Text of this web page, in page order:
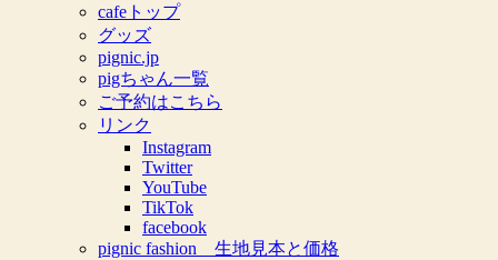
cafeトップ
グッズ
pignic.jp
pigちゃん一覧
ご予約はこちら
リンク
Instagram
Twitter
YouTube
TikTok
facebook
pignic fashion 生地見本と価格